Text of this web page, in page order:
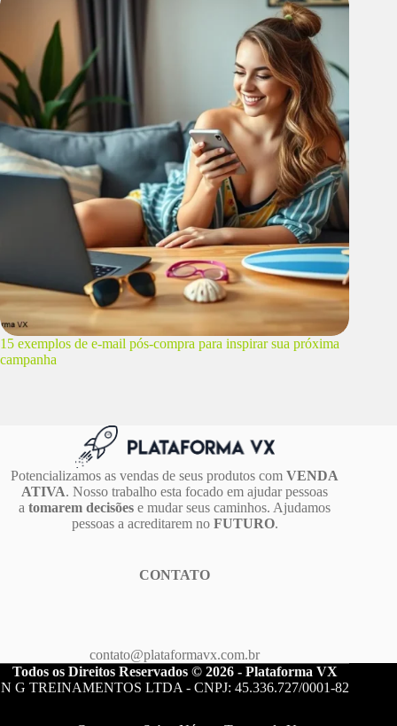
15 exemplos de e-mail pós-compra para inspirar sua próxima
campanha
Potencializamos as vendas de seus produtos comVENDA
ATIVA. Nosso trabalho esta focado em ajudar pessoas
atomarem decisões e mudar seus caminhos. Ajudamos
pessoas a acreditarem no FUTURO.
CONTATO
contato@plataformavx.com.br
Todos os Direitos Reservados © 2026 - Plataforma VX
N G TREINAMENTOS LTDA - CNPJ: 45.336.727/0001-82